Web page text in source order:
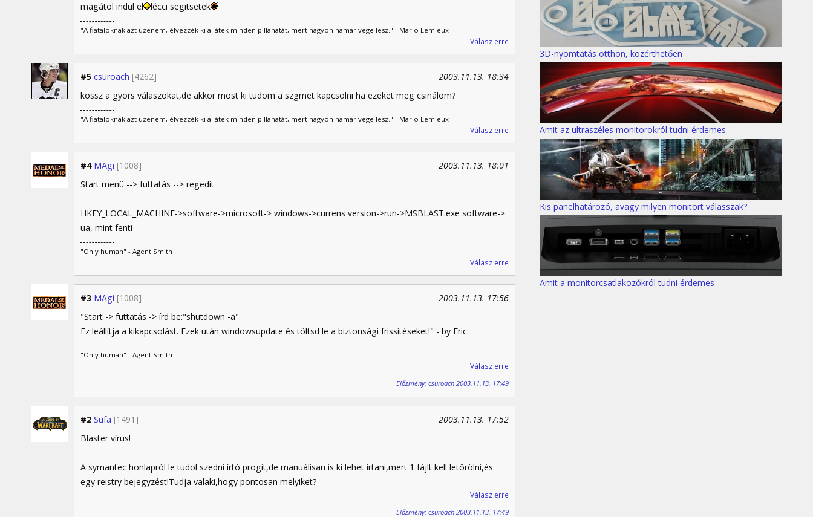
magátol indul el
lécci segitsetek
"A fiataloknak azt üzenem, élvezzék ki a játék minden pillanatát, mert nagyon hamar vége lesz." - Mario Lemieux
Válasz erre
#5 csuroach [4262]
2003.11.13. 18:34
kössz a gyors válaszokat,de akkor most ki tudom a szgmet kapcsolni ha ezeket meg csinálom?
"A fiataloknak azt üzenem, élvezzék ki a játék minden pillanatát, mert nagyon hamar vége lesz." - Mario Lemieux
Válasz erre
#4 MAgi [1008]
2003.11.13. 18:01
Start menü --> futtatás --> regedit
HKEY_LOCAL_MACHINE->software->microsoft-> windows->currens version->run->MSBLAST.exe software->
ua, mint fenti
"Only human" - Agent Smith
Válasz erre
#3 MAgi [1008]
2003.11.13. 17:56
"Start -> futtatás -> írd be:"shutdown -a"
Ez leállítja a kikapcsolást. Ezek után windowsupdate és töltsd le a biztonsági frissítéseket!" - by Eric
"Only human" - Agent Smith
Válasz erre
Előzmény: csuroach 2003.11.13. 17:49
#2 Sufa [1491]
2003.11.13. 17:52
Blaster vírus!
A symantec honlapról le tudol szedni írtó progit,de manuálisan is ki lehet írtani,mert 1 fájlt kell letörölni,és
egy reistry bejegyzést!Tudja valaki,hogy pontosan melyiket?
Válasz erre
Előzmény: csuroach 2003.11.13. 17:49
3D-nyomtatás otthon, közérthetően
Amit az ultraszéles monitorokról tudni érdemes
Kis panelhatározó, avagy milyen monitort válasszak?
Amit a monitorcsatlakozókról tudni érdemes